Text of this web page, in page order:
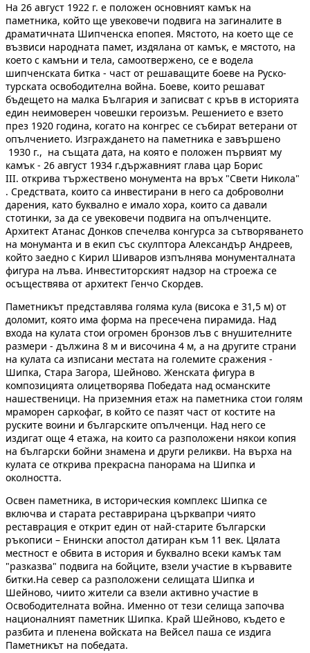
На 26 август 1922 г. е положен основният камък на
паметника, който ще увековечи подвига на загиналите в
драматичната Шипченска епопея. Мястото, на което ще се
възвиси народната памет, издялана от камък, е мястото, на
което с камъни и тела, самоотвержено, се е водела
шипченската битка - част от решаващите боеве на Руско-
турската освободителна война. Боеве, които решават
бъдещето на малка България и записват с кръв в историята
един неимоверен човешки героизъм. Решението е взето
през 1920 година, когато на конгрес се събират ветерани от
опълчението. Изграждането на паметника е завършено
1930 г., на същата дата, на която е положен първият му
камък - 26 август 1934 г.държавният глава цар Борис
III. открива тържествено монумента на връх "Свети Никола"
. Средствата, които са инвестирани в него са доброволни
дарения, като буквално е имало хора, които са давали
стотинки, за да се увековечи подвига на опълченците.
Архитект Атанас Донков спечелва конгурса за сътворяването
на монуманта и в екип със скулптора Александър Андреев,
който заедно с Кирил Шиваров изпълнява монументалната
фигура на лъва. Инвеститорският надзор на строежа се
осъществява от архитект Генчо Скордев.
Паметникът представлява голяма кула (висока е 31,5 м) от
доломит, която има форма на пресечена пирамида. Над
входа на кулата стои огромен бронзов лъв с внушителните
размери - дължина 8 м и височина 4 м, а на другите страни
на кулата са изписани местата на големите сражения -
Шипка, Стара Загора, Шейново. Женската фигура в
композицията олицетворява Победата над османските
нашественици. На приземния етаж на паметника стои голям
мраморен саркофаг, в който се пазят част от костите на
руските воини и българските опълченци. Над него се
издигат още 4 етажа, на които са разположени някои копия
на български бойни знамена и други реликви. На върха на
кулата се открива прекрасна панорама на Шипка и
околността.
Освен паметника, в историческия комплекс Шипка се
включва и старата реставрирана църквапри чиято
реставрация е открит един от най-старите български
ръкописи – Енински апостол датиран към 11 век. Цялата
местност е обвита в история и буквално всеки камък там
"разказва" подвига на бойците, взели участие в кървавите
битки.На север са разположени селищата Шипка и
Шейново, чиито жители са взели активно участие в
Освободителната война. Именно от тези селища започва
националният паметник Шипка. Край Шейново, където е
разбита и пленена войската на Вейсел паша се издига
Паметникът на победата.